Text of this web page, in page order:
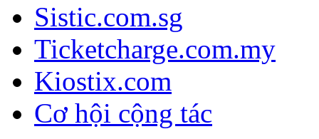
Sistic.com.sg
Ticketcharge.com.my
Kiostix.com
Cơ hội cộng tác